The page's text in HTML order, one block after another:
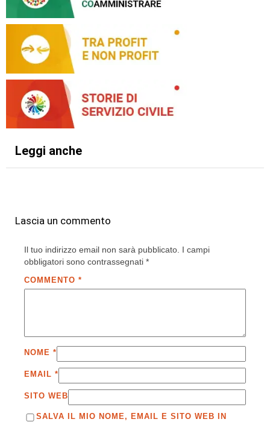
Leggi anche
Lascia un commento
Il tuo indirizzo email non sarà pubblicato. I campi
obbligatori sono contrassegnati *
COMMENTO *
NOME *
EMAIL *
SITO WEB
SALVA IL MIO NOME, EMAIL E SITO WEB IN